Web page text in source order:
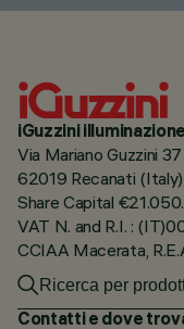
iGuzzini
Via Mariano Guzzini 37
62019 Recanati (Italy)
Share Capital
VAT N. and R.I. :
CCIAA Macerata,
Contatti e dove